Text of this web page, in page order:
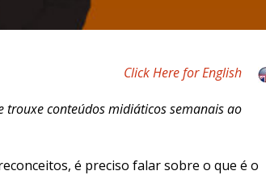
Click Here for English
trouxe conteúdos midiáticos semanais ao
é preciso falar sobre o que é o